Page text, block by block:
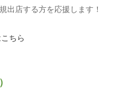
出店する方を応援します！